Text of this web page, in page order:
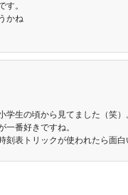
す。
かね
学生の頃から見てました（笑）
番好きですね。
刻表トリックが使われたら面